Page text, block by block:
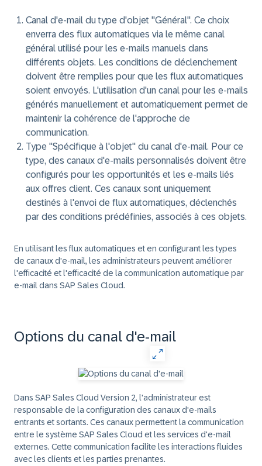
Canal d'e-mail du type d'objet "Général". Ce choix
enverra des flux automatiques via le même canal
général utilisé pour les e-mails manuels dans
différents objets. Les conditions de déclenchement
doivent être remplies pour que les flux automatiques
soient envoyés. L'utilisation d'un canal pour les e-mails
générés manuellement et automatiquement permet de
maintenir la cohérence de l'approche de
communication.
Type "Spécifique à l'objet" du canal d'e-mail. Pour ce
type, des canaux d'e-mails personnalisés doivent être
configurés pour les opportunités et les e-mails liés
aux offres client. Ces canaux sont uniquement
destinés à l'envoi de flux automatiques, déclenchés
par des conditions prédéfinies, associés à ces objets.
En utilisant les flux automatiques et en configurant les types
de canaux d'e-mail, les administrateurs peuvent améliorer
l'efficacité et l'efficacité de la communication automatique par
e-mail dans SAP Sales Cloud.
Options du canal d'e-mail
Dans SAP Sales Cloud Version 2, l'administrateur est
responsable de la configuration des canaux d'e-mails
entrants et sortants. Ces canaux permettent la communication
entre le système SAP Sales Cloud et les services d'e-mail
externes. Cette communication facilite les interactions fluides
avec les clients et les parties prenantes.